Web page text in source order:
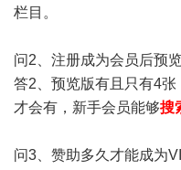
栏目。
问2、注册成为会员后预
答2、预览版有且只有4
才会有，新手会员能够搜
问3、赞助多久才能成为